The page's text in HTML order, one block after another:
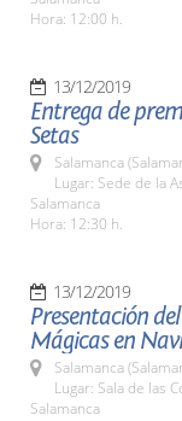
Hora: 12:00 h.
13/12/2019
Entrega de
Setas
Salamanca
Lugar: Sede de la
Salamanca
Hora: 12:30 h.
13/12/2019
Presentación
Mágicas en
Salamanca
Lugar: Sala de las
Salamanca